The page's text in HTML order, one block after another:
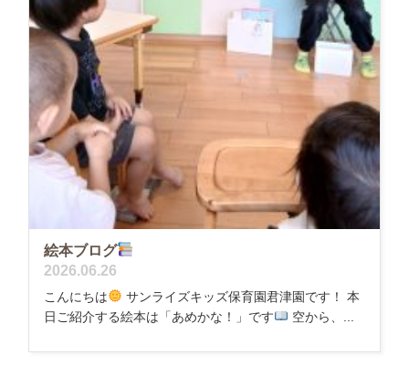
絵本ブログ
2026.06.26
こんにちは
サンライズキッズ保育園君津園です！ 本
日ご紹介する絵本は「あめかな！」です
空から、...